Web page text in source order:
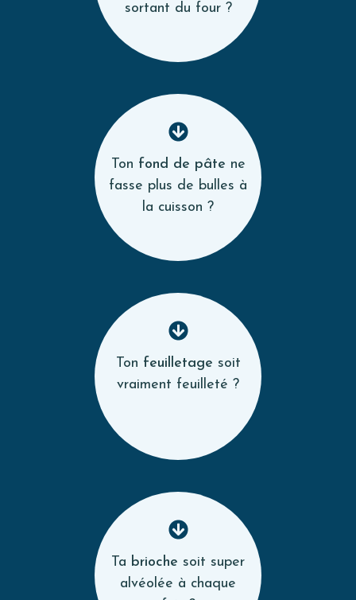
sortant du four ?
Ton fond de pâte ne
fasse plus de bulles à
la cuisson ?
Ton feuilletage soit
vraiment feuilleté ?
Ta brioche soit super
alvéolée à chaque